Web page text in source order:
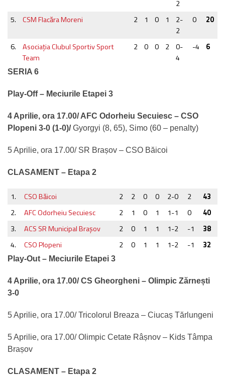
2
5.
CSM Flacăra Moreni 2 1 0 1
2-
2
0 20
6.
Asociaţia Clubul Sportiv Sport
Team
2 0 0 2
0-
4
-4 6
SERIA 6
Play-Off – Meciurile Etapei 3
4 Aprilie, ora 17.00/ AFC Odorheiu Secuiesc – CSO
Plopeni 3-0 (1-0)/Gyorgyi (8, 65), Simo (60 – penalty)
5 Aprilie, ora 17.00/ SR Brașov – CSO Băicoi
CLASAMENT – Etapa 2
1. CSO Băicoi 2 2 0 0 2-0 2
43
2.
AFC Odorheiu Secuiesc 2 1 0 1 1-1 0
40
3.
ACS SR Municipal Braşov 2 0 1 1 1-2 -1
38
4.
CSO Plopeni 2 0 1 1 1-2 -1 32
Play-Out – Meciurile Etapei 3
4 Aprilie, ora 17.00/ CS Gheorgheni – Olimpic Zărnești
3-0
5 Aprilie, ora 17.00/ Tricolorul Breaza – Ciucaș Tărlungeni
5 Aprilie, ora 17.00/ Olimpic Cetate Râșnov – Kids Tâmpa
Brașov
CLASAMENT – Etapa 2